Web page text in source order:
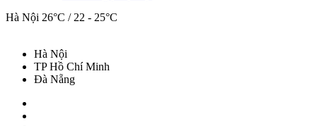
Hà Nội 26°C / 22 - 25°C
Hà Nội
TP Hồ Chí Minh
Đà Nẵng